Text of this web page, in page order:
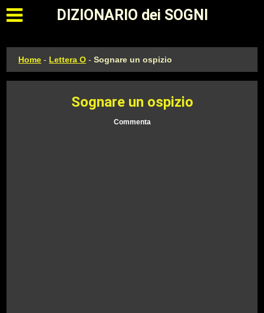
Apri il menu principale
DIZIONARIO dei SOGNI
Home - Lettera O -Sognare un ospizio
Sognare un ospizio
Commenta